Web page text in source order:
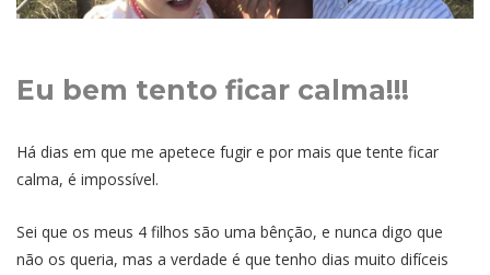
Eu bem tento ficar calma!!!
Há dias em que me apetece fugir e por mais que tente ficar
calma, é impossível.
Sei que os meus 4 filhos são uma bênção, e nunca digo que
não os queria, mas a verdade é que tenho dias muito difíceis